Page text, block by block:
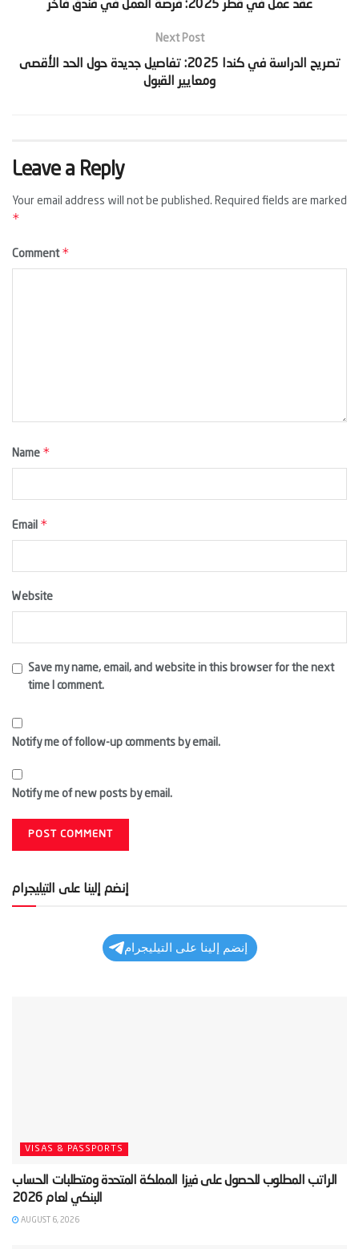
‫عقد عمل في قطر 2025: فرصة العمل في فندق فاخر‬
Next Post
‫تصريح الدراسة في كندا 2025: تفاصيل جديدة حول الحد الأقصى
Leave a Reply
Your email address will not be published. Required fields are marked
*
Comment *
Name *
Email *
Website
Save my name, email, and website in this browser for the next
time I comment.
Notify me of follow-up comments by email.
Notify me of new posts by email.
إنضم إلينا على التيليجرام
إنضم إلينا على التيليجرام
VISAS & PASSPORTS
‫الراتب المطلوب للحصول على فيزا المملكة المتحدة ومتطلبات الحساب
AUGUST 6, 2026